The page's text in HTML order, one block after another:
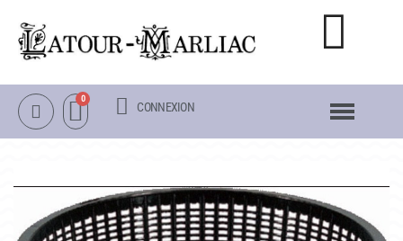
NOTRE CATALOGUE
NÉNUPHARS TROPICAUX
LOTUS
CONNEXION